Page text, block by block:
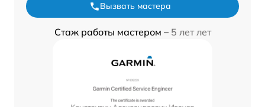
Вызвать мастера
Стаж работы мастером – 5 лет лет